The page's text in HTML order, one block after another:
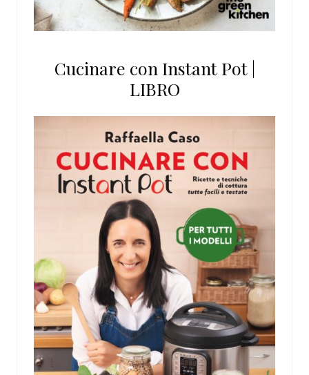
Cucinare con Instant Pot |
LIBRO